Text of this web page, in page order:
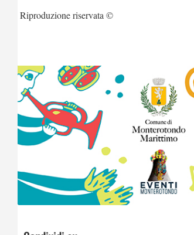
Riproduzione riservata ©